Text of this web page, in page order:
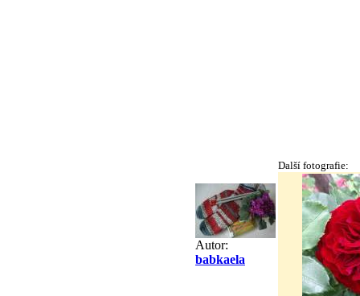
Autor:
babkaela
Další fotografie: